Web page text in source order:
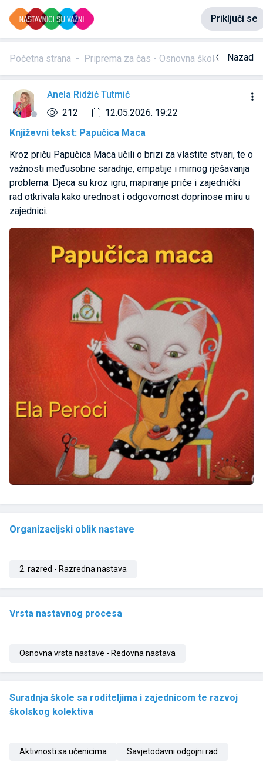
Priključi se
Početna strana Priprema za čas - Osnovna škola Nazad
Anela Ridžić Tutmić
212
12.05.2026. 19:22
Književni tekst: Papučica Maca
Kroz priču Papučica Maca učili o brizi za vlastite stvari, te o
važnosti međusobne saradnje, empatije i mirnog rješavanja
problema. Djeca su kroz igru, mapiranje priče i zajednički
rad otkrivala kako urednost i odgovornost doprinose miru u
zajednici.
Organizacijski oblik nastave
2. razred - Razredna nastava
Vrsta nastavnog procesa
Osnovna vrsta nastave - Redovna nastava
Suradnja škole sa roditeljima i zajednicom te razvoj
školskog kolektiva
Aktivnosti sa učenicima Savjetodavni odgojni rad